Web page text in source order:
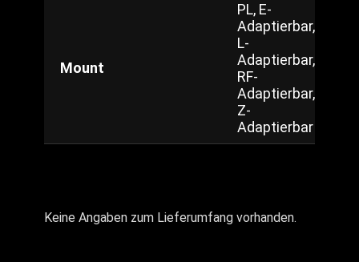
Mount
PL, E-
Adaptierbar,
L-
Adaptierbar,
RF-
Adaptierbar,
Z-
Adaptierbar
Keine Angaben zum Lieferumfang vorhanden.